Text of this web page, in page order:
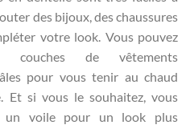
des bijoux, des chaussures
votre look. Vous pouvez
couches de vêtements
pour vous tenir au chaud
Et si vous le souhaitez, vous
un voile pour un look plus